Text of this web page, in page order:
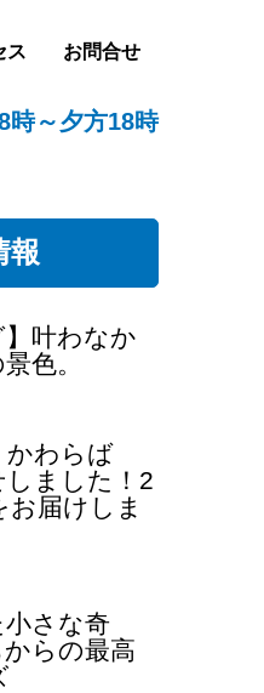
ス お問合せ
～夕方18時
報
】叶わなか
色。
かわらば
しました！2
お届けしま
さな奇
らの最高